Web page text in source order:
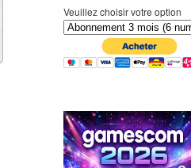
Veuillez choisir votre option